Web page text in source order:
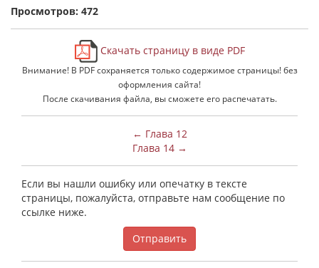
Просмотров: 472
Скачать страницу в виде PDF
Внимание! В PDF сохраняется только содержимое страницы! без
оформления сайта!
После скачивания файла, вы сможете его распечатать.
← Глава 12
Глава 14 →
Если вы нашли ошибку или опечатку в тексте
страницы, пожалуйста, отправьте нам сообщение по
ссылке ниже.
Отправить